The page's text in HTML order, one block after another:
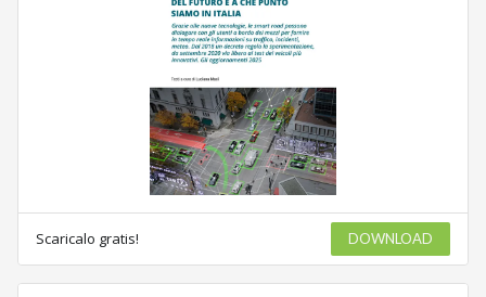
Scaricalo gratis! DOWNLOAD